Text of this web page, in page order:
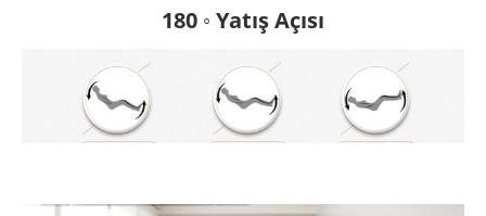
180 ◦ Yatış Açısı